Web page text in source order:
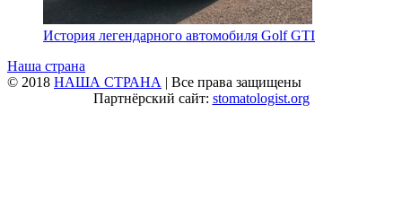
История легендарного автомобиля Golf GTI
Наша страна
© 2018 НАША СТРАНА | Все права защищены
Партнёрский сайт: stomatologist.org